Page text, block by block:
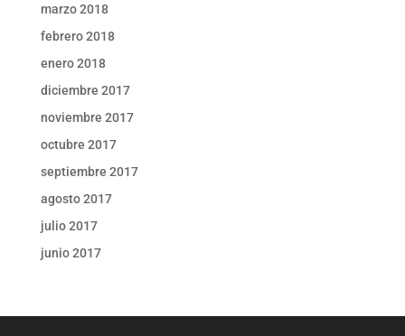
marzo 2018
febrero 2018
enero 2018
diciembre 2017
noviembre 2017
octubre 2017
septiembre 2017
agosto 2017
julio 2017
junio 2017